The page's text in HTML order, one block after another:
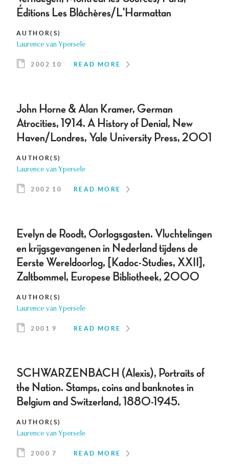
Éditions Les Blâchères/L'Harmattan
AUTHOR(S)
Laurence van Ypersele
2002 10 READ MORE
John Horne & Alan Kramer, German
Atrocities, 1914. A History of Denial, New
Haven/Londres, Yale University Press, 2001
AUTHOR(S)
Laurence van Ypersele
2002 10 READ MORE
Evelyn de Roodt, Oorlogsgasten. Vluchtelingen
en krijgsgevangenen in Nederland tijdens de
Eerste Wereldoorlog, [Kadoc-Studies, XXII],
Zaltbommel, Europese Bibliotheek, 2000
AUTHOR(S)
Laurence van Ypersele
2001 9 READ MORE
SCHWARZENBACH (Alexis), Portraits of
the Nation. Stamps, coins and banknotes in
Belgium and Switzerland, 1880-1945.
AUTHOR(S)
Laurence van Ypersele
2000 7 READ MORE